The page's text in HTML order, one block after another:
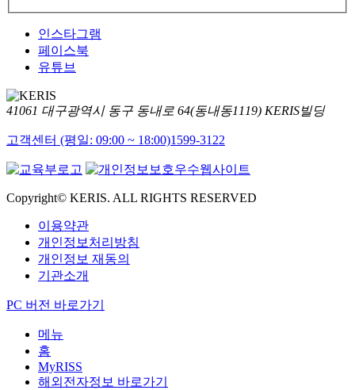
인스타그램
페이스북
유튜브
41061 대구광역시 동구 동내로 64(동내동1119) KERIS빌딩
고객센터 (평일: 09:00 ~ 18:00)1599-3122
Copyright© KERIS. ALL RIGHTS RESERVED
이용약관
개인정보처리방침
개인정보 재동의
기관소개
PC 버전 바로가기
메뉴
홈
MyRISS
해외전자정보 바로가기